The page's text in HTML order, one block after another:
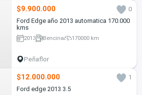
$9.900.000
0
Ford Edge año 2013 automatica 170.000
kms
2013 Bencina 170000 km
Peñaflor
$12.000.000
1
Ford edge 2013 3.5